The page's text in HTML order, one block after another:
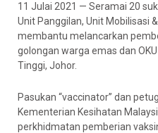
11 Julai 2021 — Seramai 20
Unit Panggilan, Unit Mobilisasi
membantu melancarkan
golongan warga emas dan
Tinggi, Johor.
Pasukan “vaccinator” dan
Kementerian Kesihatan
perkhidmatan pemberian